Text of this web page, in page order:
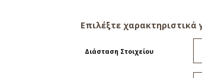
Επιλέξτε
Διάσταση Στοιχείου